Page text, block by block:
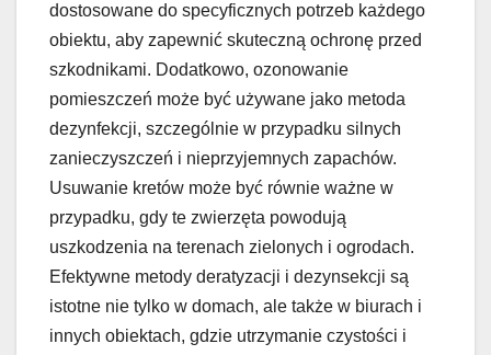
dostosowane do specyficznych potrzeb każdego
obiektu, aby zapewnić skuteczną ochronę przed
szkodnikami. Dodatkowo, ozonowanie
pomieszczeń może być używane jako metoda
dezynfekcji, szczególnie w przypadku silnych
zanieczyszczeń i nieprzyjemnych zapachów.
Usuwanie kretów może być równie ważne w
przypadku, gdy te zwierzęta powodują
uszkodzenia na terenach zielonych i ogrodach.
Efektywne metody deratyzacji i dezynsekcji są
istotne nie tylko w domach, ale także w biurach i
innych obiektach, gdzie utrzymanie czystości i